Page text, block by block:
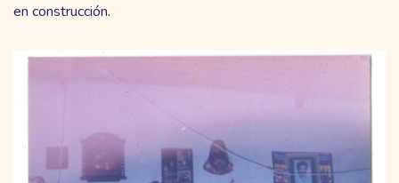
en construcción.